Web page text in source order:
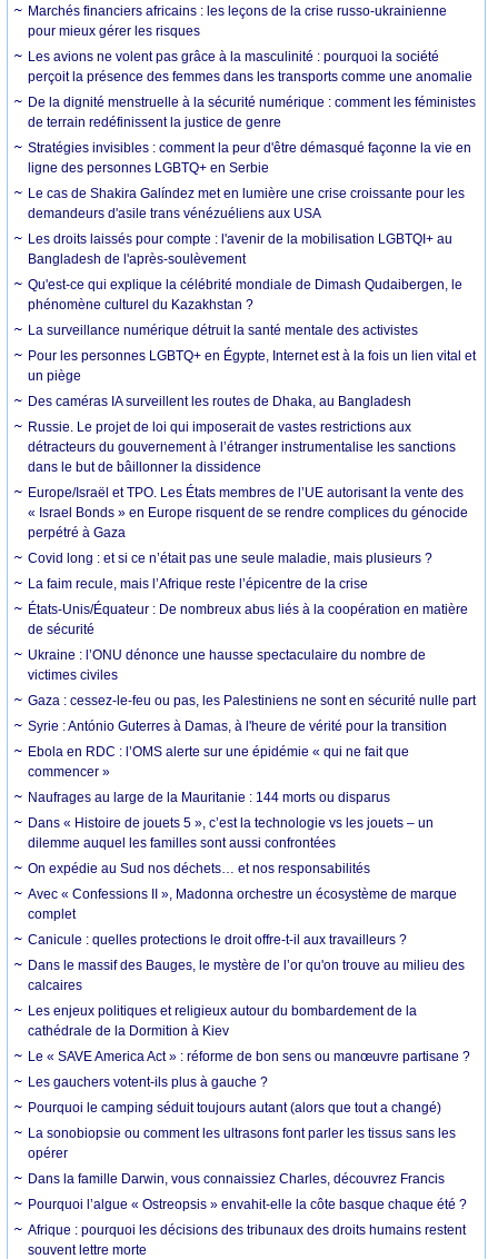
Marchés financiers africains : les leçons de la crise russo-ukrainienne
pour mieux gérer les risques
Les avions ne volent pas grâce à la masculinité : pourquoi la société
perçoit la présence des femmes dans les transports comme une anomalie
De la dignité menstruelle à la sécurité numérique : comment les féministes
de terrain redéfinissent la justice de genre
Stratégies invisibles : comment la peur d'être démasqué façonne la vie en
ligne des personnes LGBTQ+ en Serbie
Le cas de Shakira Galíndez met en lumière une crise croissante pour les
demandeurs d'asile trans vénézuéliens aux USA
Les droits laissés pour compte : l'avenir de la mobilisation LGBTQI+ au
Bangladesh de l'après-soulèvement
Qu'est-ce qui explique la célébrité mondiale de Dimash Qudaibergen, le
phénomène culturel du Kazakhstan ?
La surveillance numérique détruit la santé mentale des activistes
Pour les personnes LGBTQ+ en Égypte, Internet est à la fois un lien vital et
un piège
Des caméras IA surveillent les routes de Dhaka, au Bangladesh
Russie. Le projet de loi qui imposerait de vastes restrictions aux
détracteurs du gouvernement à l’étranger instrumentalise les sanctions
dans le but de bâillonner la dissidence
Europe/Israël et TPO. Les États membres de l’UE autorisant la vente des
« Israel Bonds » en Europe risquent de se rendre complices du génocide
perpétré à Gaza
Covid long : et si ce n’était pas une seule maladie, mais plusieurs ?
La faim recule, mais l’Afrique reste l’épicentre de la crise
États-Unis/Équateur : De nombreux abus liés à la coopération en matière
de sécurité
Ukraine : l’ONU dénonce une hausse spectaculaire du nombre de
victimes civiles
Gaza : cessez-le-feu ou pas, les Palestiniens ne sont en sécurité nulle part
Syrie : António Guterres à Damas, à l'heure de vérité pour la transition
Ebola en RDC : l’OMS alerte sur une épidémie « qui ne fait que
commencer »
Naufrages au large de la Mauritanie : 144 morts ou disparus
Dans « Histoire de jouets 5 », c’est la technologie vs les jouets – un
dilemme auquel les familles sont aussi confrontées
On expédie au Sud nos déchets… et nos responsabilités
Avec « Confessions II », Madonna orchestre un écosystème de marque
complet
Canicule : quelles protections le droit offre-t-il aux travailleurs ?
Dans le massif des Bauges, le mystère de l’or qu'on trouve au milieu des
calcaires
Les enjeux politiques et religieux autour du bombardement de la
cathédrale de la Dormition à Kiev
Le « SAVE America Act » : réforme de bon sens ou manœuvre partisane ?
Les gauchers votent-ils plus à gauche ?
Pourquoi le camping séduit toujours autant (alors que tout a changé)
La sonobiopsie ou comment les ultrasons font parler les tissus sans les
opérer
Dans la famille Darwin, vous connaissiez Charles, découvrez Francis
Pourquoi l’algue « Ostreopsis » envahit-elle la côte basque chaque été ?
Afrique : pourquoi les décisions des tribunaux des droits humains restent
souvent lettre morte